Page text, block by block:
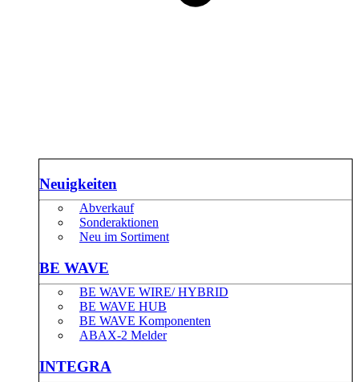
Neuigkeiten
Abverkauf
Sonderaktionen
Neu im Sortiment
BE WAVE
BE WAVE WIRE/ HYBRID
BE WAVE HUB
BE WAVE Komponenten
ABAX-2 Melder
INTEGRA